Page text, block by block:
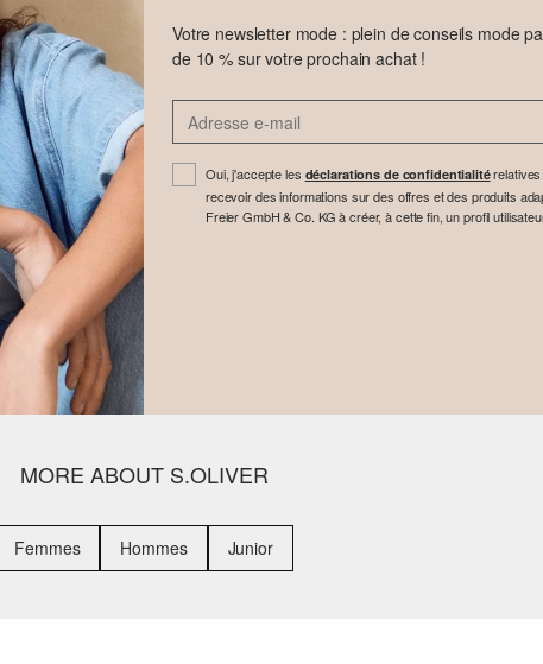
Votre newsletter mode : plein de conseils mode
de 10 % sur votre prochain achat !
Oui, j'accepte les déclarations de confidentialitérelatives
recevoir des informations sur des offres et des produits
Freier GmbH & Co. KG à créer, à cette fin, un profil
MORE ABOUT S.OLIVER
Femmes Hommes Junior